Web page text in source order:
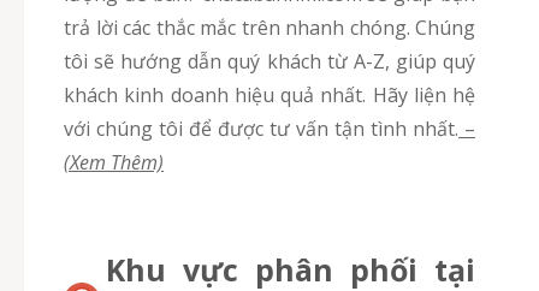
trả lời các thắc mắc trên nhanh chóng. Chúng
tôi sẽ hướng dẫn quý khách từ A-Z, giúp quý
khách kinh doanh hiệu quả nhất. Hãy liện hệ
với chúng tôi để được tư vấn tận tình nhất. –
(Xem Thêm)
Khu vực phân phối tại